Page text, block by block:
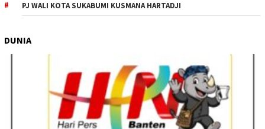
PJ WALI KOTA SUKABUMI KUSMANA HARTADJI
DUNIA